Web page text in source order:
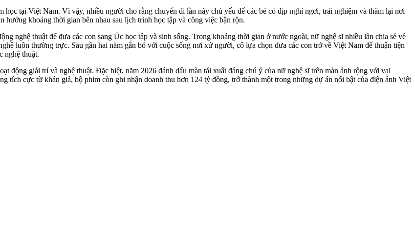
tại Việt Nam. Vì vậy, nhiều người cho rằng chuyến đi lần này chủ yếu để các bé có dịp nghỉ ngơi, trải nghiệm và thăm lại nơi
khoảng thời gian bên nhau sau lịch trình học tập và công việc bận rộn.
nghệ thuật để đưa các con sang Úc học tập và sinh sống. Trong khoảng thời gian ở nước ngoài, nữ nghệ sĩ nhiều lần chia sẻ về
luôn thường trực. Sau gần hai năm gắn bó với cuộc sống nơi xứ người, cô lựa chọn đưa các con trở về Việt Nam để thuận tiện
nghệ thuật.
động giải trí và nghệ thuật. Đặc biệt, năm 2026 đánh dấu màn tái xuất đáng chú ý của nữ nghệ sĩ trên màn ảnh rộng với vai
tích cực từ khán giả, bộ phim còn ghi nhận doanh thu hơn 124 tỷ đồng, trở thành một trong những dự án nổi bật của điện ảnh Việt